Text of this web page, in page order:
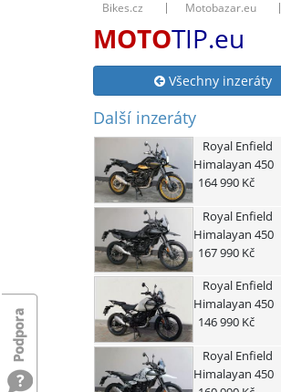
Bikes.cz Motobazar.eu
MOTOTIP.eu
Všechny inzeráty
Další inzeráty
Royal Enfield
Himalayan 450
164 990 Kč
Royal Enfield
Himalayan 450
167 990 Kč
Royal Enfield
Himalayan 450
146 990 Kč
Royal Enfield
Himalayan 450